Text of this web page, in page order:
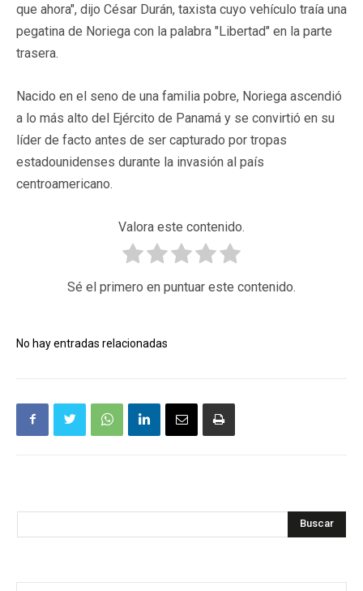
que ahora", dijo César Durán, taxista cuyo vehículo traía una
pegatina de Noriega con la palabra "Libertad" en la parte
trasera.
Nacido en el seno de una familia pobre, Noriega ascendió
a lo más alto del Ejército de Panamá y se convirtió en su
líder de facto antes de ser capturado por tropas
estadounidenses durante la invasión al país
centroamericano.
Valora este contenido.
Sé el primero en puntuar este contenido.
No hay entradas relacionadas
Buscar